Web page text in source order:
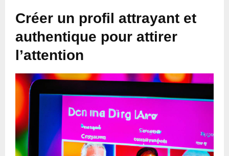
Créer un profil attrayant et
authentique pour attirer
l’attention